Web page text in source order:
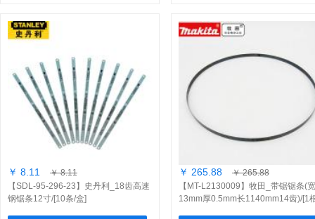
￥ 8.11
￥ 8.11
【SDL-95-296-23】史丹利_18齿高速
钢锯条12寸/[10条/盒]
￥ 265.88
￥ 265.88
【MT-L2130009】牧田_带锯锯条(宽
13mm厚0.5mm长1140mm14齿)/[1